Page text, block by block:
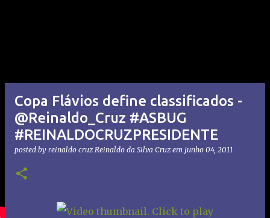
Copa Flávios define classificados -
@Reinaldo_Cruz #ASBUG
#REINALDOCRUZPRESIDENTE
posted by reinaldo cruz Reinaldo da Silva Cruz em junho 04, 2011